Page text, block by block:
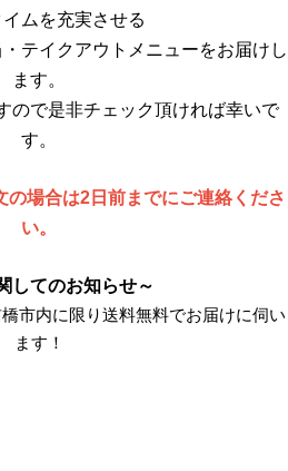
イムを充実させる
テイクアウトメニューをお届けし
ます。
ので是非チェック頂ければ幸いで
す。
場合は2日前までにご連絡くださ
い。
してのお知らせ～
市内に限り送料無料でお届けに伺い
ます！